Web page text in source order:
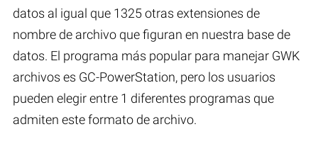
datos al igual que 1325 otras extensiones de
nombre de archivo que figuran en nuestra base de
datos. El programa más popular para manejar GWK
archivos es GC-PowerStation, pero los usuarios
pueden elegir entre 1 diferentes programas que
admiten este formato de archivo.